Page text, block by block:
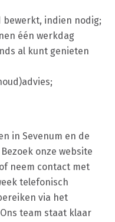
indien nodig;
één werkdag
al kunt genieten
in Sevenum en de
onze website
neem contact met
telefonisch
via het
team staat klaar